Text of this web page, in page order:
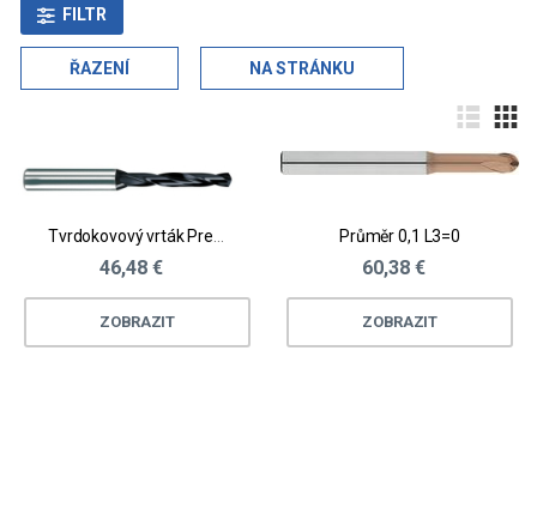
FILTR
ŘAZENÍ NA STRÁNKU
46,48 €
ZOBRAZIT
Průměr 0,1 L3=0
60,38 €
ZOBRAZIT